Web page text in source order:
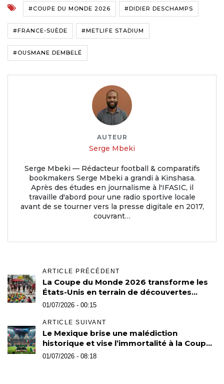
#COUPE DU MONDE 2026 #DIDIER DESCHAMPS
#FRANCE-SUÈDE #METLIFE STADIUM
#OUSMANE DEMBELÉ
AUTEUR
Serge Mbeki
Serge Mbeki — Rédacteur football & comparatifs
bookmakers Serge Mbeki a grandi à Kinshasa.
Après des études en journalisme à l'IFASIC, il
travaille d'abord pour une radio sportive locale
avant de se tourner vers la presse digitale en 2017,
couvrant…
ARTICLE PRÉCÉDENT
La Coupe du Monde 2026 transforme les
États-Unis en terrain de découvertes
culturelles
01/07/2026 - 00:15
ARTICLE SUIVANT
Le Mexique brise une malédiction
historique et vise l’immortalité à la Coupe
du monde 2026
01/07/2026 - 08:18